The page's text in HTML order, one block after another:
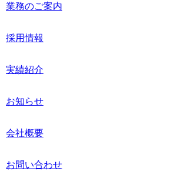
業務のご案内
採用情報
実績紹介
お知らせ
会社概要
お問い合わせ